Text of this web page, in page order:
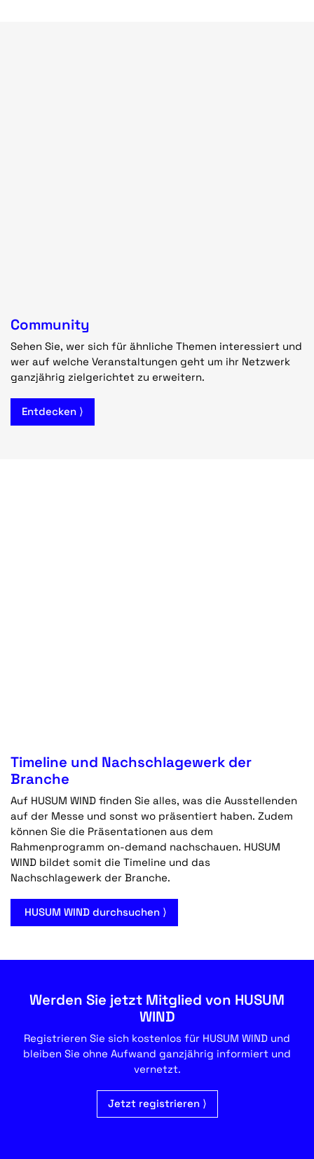
Community
Sehen Sie, wer sich für ähnliche Themen interessiert und
wer auf welche Veranstaltungen geht um ihr Netzwerk
ganzjährig zielgerichtet zu erweitern.
Entdecken ⟩
Timeline und Nachschlagewerk der
Branche
Auf HUSUM WIND finden Sie alles, was die Ausstellenden
auf der Messe und sonst wo präsentiert haben. Zudem
können Sie die Präsentationen aus dem
Rahmenprogramm on-demand nachschauen. HUSUM
WIND bildet somit die Timeline und das
Nachschlagewerk der Branche.
HUSUM WIND durchsuchen ⟩
Werden Sie jetzt Mitglied von HUSUM
WIND
Registrieren Sie sich kostenlos für HUSUM WIND und
bleiben Sie ohne Aufwand ganzjährig informiert und
vernetzt.
Jetzt registrieren ⟩